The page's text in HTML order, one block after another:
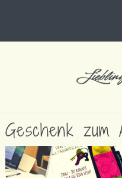
Geschenk zum